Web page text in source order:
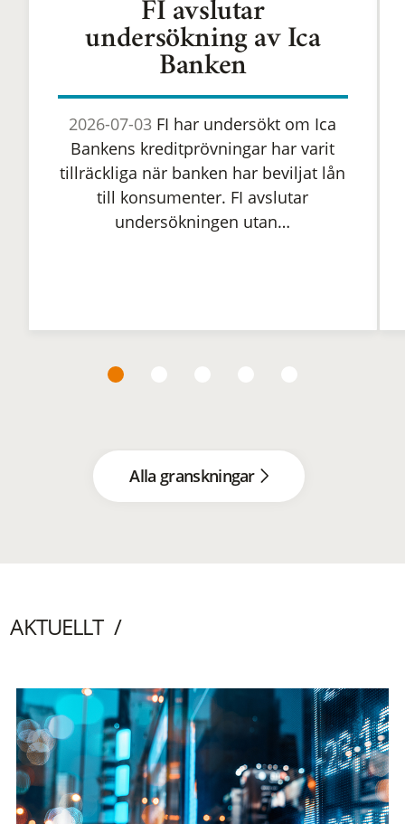
FI avslutar
undersökning av Ica
Banken
2026-07-03 FI har undersökt om Ica
Bankens kreditprövningar har varit
tillräckliga när banken har beviljat lån
till konsumenter. FI avslutar
undersökningen utan…
Alla granskningar
AKTUELLT